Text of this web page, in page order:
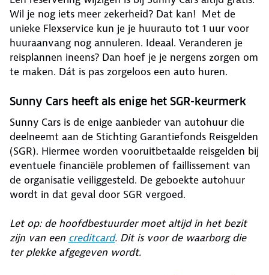
Wil je nog iets meer zekerheid? Dat kan! Met de
unieke Flexservice kun je je huurauto tot 1 uur voor
huuraanvang nog annuleren. Ideaal. Veranderen je
reisplannen ineens? Dan hoef je je nergens zorgen om
te maken. Dát is pas zorgeloos een auto huren.
Sunny Cars heeft als enige het SGR-keurmerk
Sunny Cars is de enige aanbieder van autohuur die
deelneemt aan de Stichting Garantiefonds Reisgelden
(SGR). Hiermee worden vooruitbetaalde reisgelden bij
eventuele financiële problemen of faillissement van
de organisatie veiliggesteld. De geboekte autohuur
wordt in dat geval door SGR vergoed.
Let op: de hoofdbestuurder moet altijd in het bezit
zijn van een creditcard. Dit is voor de waarborg die
ter plekke afgegeven wordt.